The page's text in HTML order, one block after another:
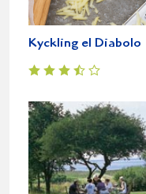
Kyckling el Diabolo